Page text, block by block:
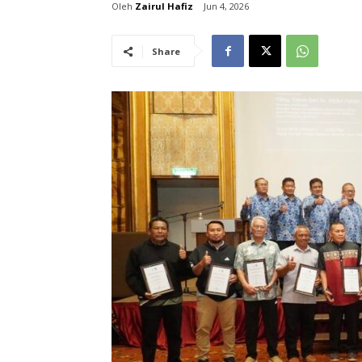
Zairul Hafiz Jun 4, 2026
Share